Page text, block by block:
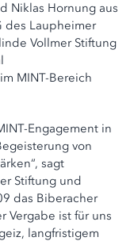
Niklas Hornung aus
des Laupheimer
Vollmer Stiftung
MINT-Bereich
Engagement in
von
sagt
Stiftung und
das Biberacher
Vergabe ist für uns
langfristigem